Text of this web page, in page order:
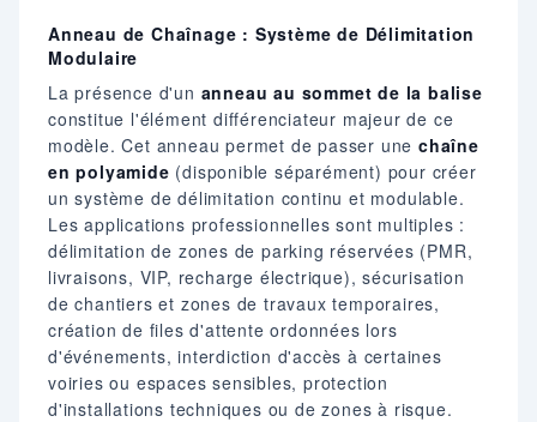
Anneau de Chaînage : Système de Délimitation
Modulaire
La présence d'un anneau au sommet de la balise
constitue l'élément différenciateur majeur de ce
modèle. Cet anneau permet de passer une chaîne
en polyamide (disponible séparément) pour créer
un système de délimitation continu et modulable.
Les applications professionnelles sont multiples :
délimitation de zones de parking réservées (PMR,
livraisons, VIP, recharge électrique), sécurisation
de chantiers et zones de travaux temporaires,
création de files d'attente ordonnées lors
d'événements, interdiction d'accès à certaines
voiries ou espaces sensibles, protection
d'installations techniques ou de zones à risque.